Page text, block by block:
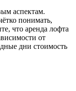
аспектам.
понимать,
что аренда лофта
от
дни стоимость